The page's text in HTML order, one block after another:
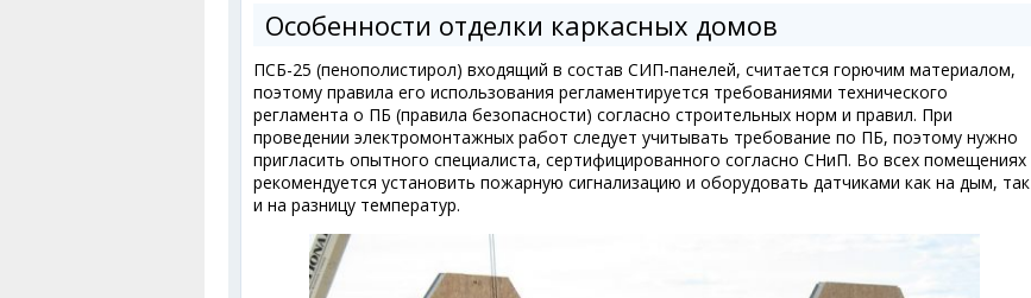
Особенности отделки каркасных домов
ПСБ-25 (пенополистирол) входящий в состав СИП-панелей, считается горючим материалом,
поэтому правила его использования регламентируется требованиями технического
регламента о ПБ (правила безопасности) согласно строительных норм и правил. При
проведении электромонтажных работ следует учитывать требование по ПБ, поэтому нужно
пригласить опытного специалиста, сертифицированного согласно СНиП. Во всех помещениях
рекомендуется установить пожарную сигнализацию и оборудовать датчиками как на дым, так
и на разницу температур.